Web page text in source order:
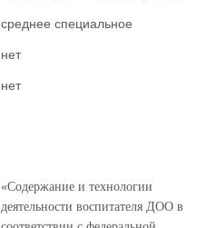
среднее специальное
нет
нет
«Содержание и технологии
деятельности воспитателя ДОО в